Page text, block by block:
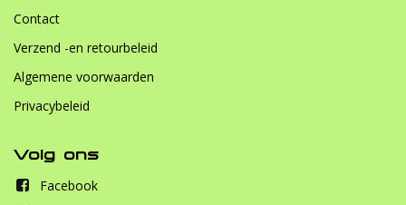
Contact
Verzend -en retourbeleid
Algemene voorwaarden
Privacybeleid
Volg ons
Facebook